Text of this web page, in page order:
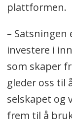
plattformen.
– Satsningen
investere i
som skaper
gleder oss til
selskapet og
frem til å